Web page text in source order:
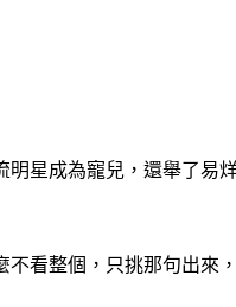
星成為寵兒，還舉了易
看整個，只挑那句出來